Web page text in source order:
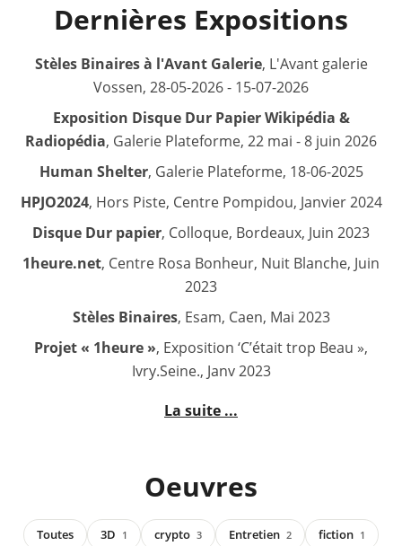
Dernières Expositions
Stèles Binaires à l'Avant Galerie, L'Avant galerie
Vossen, 28-05-2026 - 15-07-2026
Exposition Disque Dur Papier Wikipédia &
Radiopédia, Galerie Plateforme, 22 mai - 8 juin 2026
Human Shelter, Galerie Plateforme, 18-06-2025
HPJO2024, Hors Piste, Centre Pompidou, Janvier 2024
Disque Dur papier, Colloque, Bordeaux, Juin 2023
1heure.net, Centre Rosa Bonheur, Nuit Blanche, Juin
2023
Stèles Binaires, Esam, Caen, Mai 2023
Projet « 1heure », Exposition ‘C’était trop Beau »,
Ivry.Seine., Janv 2023
La suite ...
Oeuvres
Toutes 3D 1 crypto 3 Entretien 2 fiction 1